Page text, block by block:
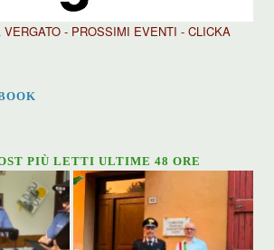
- PROSSIMI EVENTI - CLICKA
PIÙ LETTI ULTIME 48 ORE